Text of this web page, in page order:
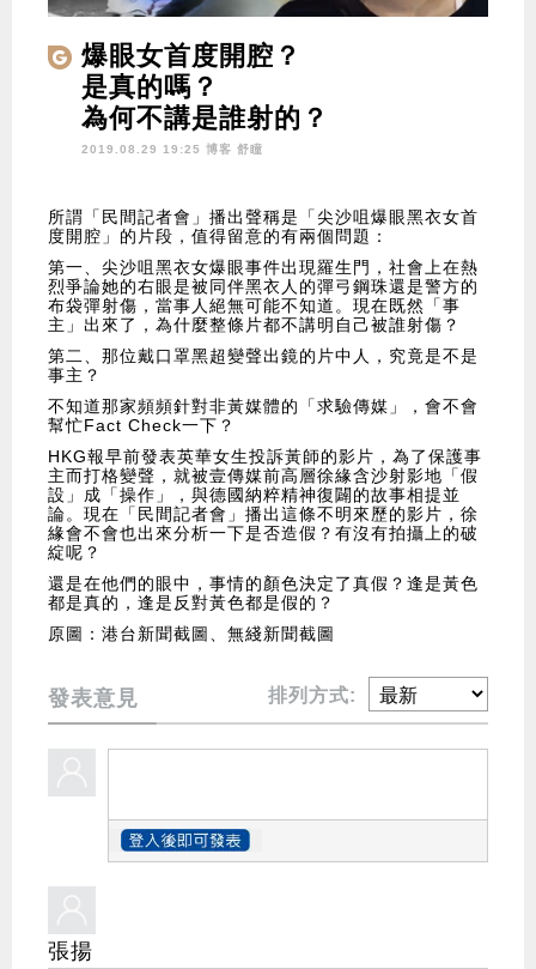
爆眼女首度開腔？
是真的嗎？
為何不講是誰射的？
2019.08.29 19:25 博客 舒瞳
所謂「民間記者會」播出聲稱是「尖沙咀爆眼黑衣女首
度開腔」的片段，值得留意的有兩個問題：
第一、尖沙咀黑衣女爆眼事件出現羅生門，社會上在熱
烈爭論她的右眼是被同伴黑衣人的彈弓鋼珠還是警方的
布袋彈射傷，當事人絕無可能不知道。現在既然「事
主」出來了，為什麼整條片都不講明自己被誰射傷？
第二、那位戴口罩黑超變聲出鏡的片中人，究竟是不是
事主？
不知道那家頻頻針對非黃媒體的「求驗傳媒」，會不會
幫忙Fact Check一下？
HKG報早前發表英華女生投訴黃師的影片，為了保護事
主而打格變聲，就被壹傳媒前高層徐緣含沙射影地「假
設」成「操作」，與德國納粹精神復闢的故事相提並
論。現在「民間記者會」播出這條不明來歷的影片，徐
緣會不會也出來分析一下是否造假？有沒有拍攝上的破
綻呢？
還是在他們的眼中，事情的顏色決定了真假？逢是黃色
都是真的，逢是反對黃色都是假的？
原圖：港台新聞截圖、無綫新聞截圖
發表意見 排列方式:
張揚